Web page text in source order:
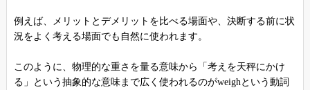
例えば、メリットとデメリットを比べる場面や、決断する前に状
況をよく考える場面でも自然に使われます。
このように、物理的な重さを量る意味から「考えを天秤にかけ
る」という抽象的な意味まで広く使われるのがweighという動詞